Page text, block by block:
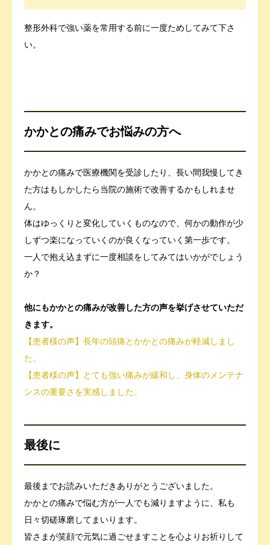
整形外科で強い薬を常用する前に一度ためしてみて下さ
い。
かかとの痛みでお悩みの方へ
かかとの痛みで医療機関を受診したり、長い間我慢してき
た方はもしかしたら当院の施術で改善するかもしれませ
ん。
体はゆっくりと変化していくものなので、何かの動作が少
しずつ楽になっていくのが良くなっていく第一歩です。
一人で抱え込まずに一度相談をしてみてはいかがでしょう
か？
他にもかかとの痛みが改善した方の声を挙げさせていただ
きます。
【患者様の声】長年の頭痛とかかとの痛みが軽減しまし
た。
【患者様の声】とても強い痛みが緩和し、身体のメンテナ
ンスの重要さを実感しました。
最後に
最後までお読みいただきありがとうございました。
かかとの痛みで悩む方が一人でも減りますように、私も
日々切磋琢磨してまいります。
皆さまが笑顔で元気に過ごせますことを心よりお祈りして